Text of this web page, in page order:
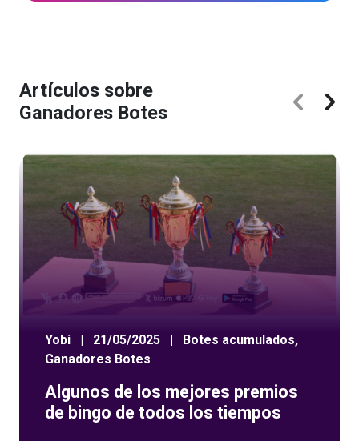
Artículos sobre
Ganadores Botes
Yobi | 21/05/2025 | Botes acumulados,
Ganadores Botes
Algunos de los mejores premios
de bingo de todos los tiempos